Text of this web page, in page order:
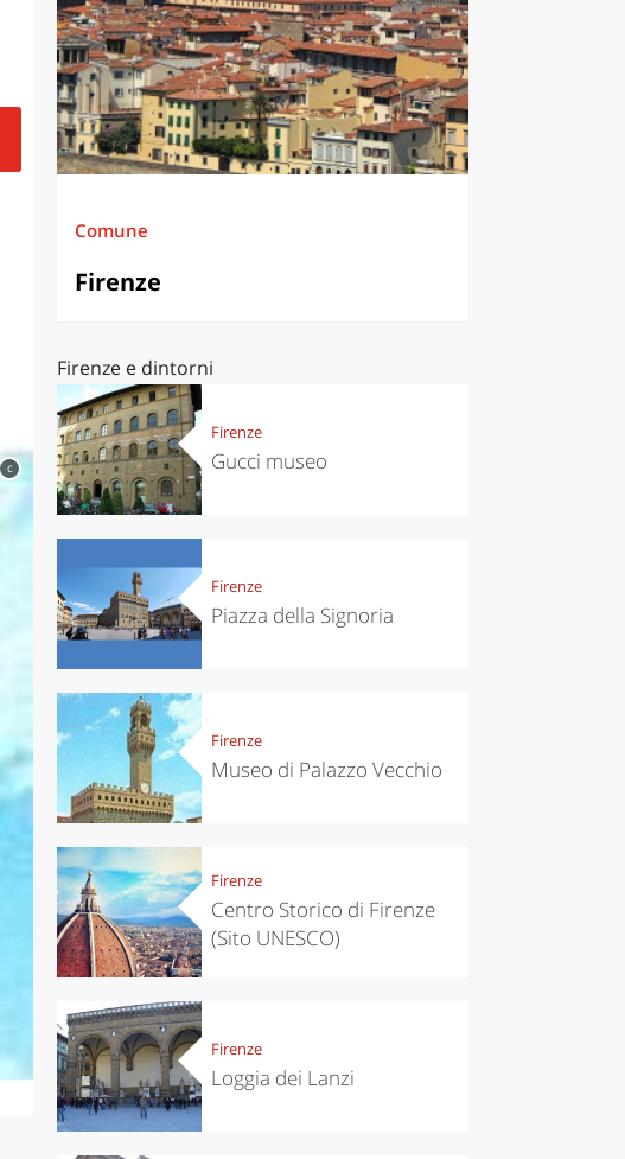
c
Comune
Firenze
Firenze e dintorni
Firenze
Gucci museo
Firenze
Piazza della Signoria
Firenze
Museo di Palazzo Vecchio
Firenze
Centro Storico di Firenze
(Sito UNESCO)
Firenze
Loggia dei Lanzi